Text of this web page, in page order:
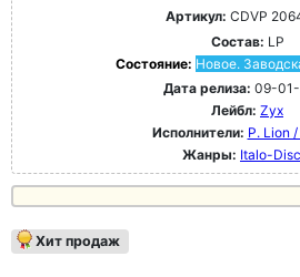
Артикул: CDVP
Состав: LP
Состояние: Новое.
Дата релиза: 09-
Лейбл: Zyx
Исполнители: P. Lion
Жанры: Italo-
Хит продаж